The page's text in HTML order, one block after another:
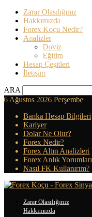
Zarar Olasılığınız
Hakkımızda
Forex Koçu Nedir?
Analizler
Doviz
Eğitim
Hesap Çeşitleri
İletişim
ARA
6 Ağustos 2026 Perşembe
Banka Hesap Bilgileri
Kariyer
Dolar Ne Olur?
Forex Nedir?
Forex Altın Analizleri
Forex Anlık Yorumları
Nasıl FK Kullanırım?
Zarar Olasılığınız
Hakkımızda